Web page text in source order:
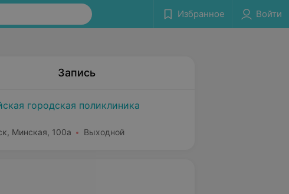
Избранное Войти
Запись
городская поликлиника
Минская, 100а Выходной